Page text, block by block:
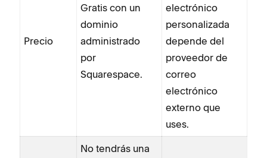
Precio
Gratis con un
dominio
administrado
por
Squarespace.
electrónico
personalizada
depende del
proveedor de
correo
electrónico
externo que
uses.
No tendrás una